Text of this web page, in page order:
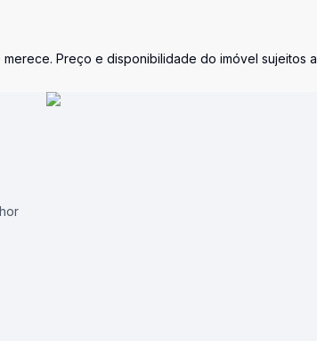
Preço e disponibilidade do imóvel sujeitos a